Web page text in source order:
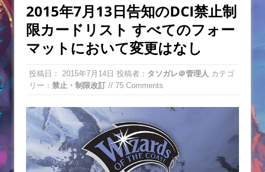
2015年7月13日告知のDCI禁止制
限カードリスト すべてのフォー
マットにおいて変更はなし
投稿日： 2015年7月14日 投稿者： タソガレ＠管理人 カテゴ
リー： 禁止・制限改訂 // 75 Comments